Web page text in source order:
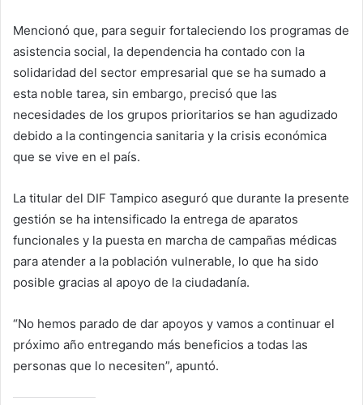
Mencionó que, para seguir fortaleciendo los programas de
asistencia social, la dependencia ha contado con la
solidaridad del sector empresarial que se ha sumado a
esta noble tarea, sin embargo, precisó que las
necesidades de los grupos prioritarios se han agudizado
debido a la contingencia sanitaria y la crisis económica
que se vive en el país.
La titular del DIF Tampico aseguró que durante la presente
gestión se ha intensificado la entrega de aparatos
funcionales y la puesta en marcha de campañas médicas
para atender a la población vulnerable, lo que ha sido
posible gracias al apoyo de la ciudadanía.
“No hemos parado de dar apoyos y vamos a continuar el
próximo año entregando más beneficios a todas las
personas que lo necesiten”, apuntó.